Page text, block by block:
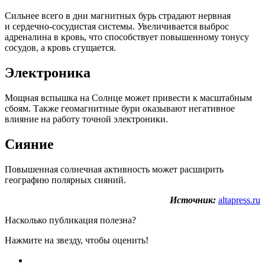
Сильнее всего в дни магнитных бурь страдают нервная
и сердечно-сосудистая системы. Увеличивается выброс
адреналина в кровь, что способствует повышенному тонусу
сосудов, а кровь сгущается.
Электроника
Мощная вспышка на Солнце может привести к масштабным
сбоям. Также геомагнитные бури оказывают негативное
влияние на работу точной электроники.
Сияние
Повышенная солнечная активность может расширить
географию полярных сияний.
Источник: altapress.ru
Насколько публикация полезна?
Нажмите на звезду, чтобы оценить!